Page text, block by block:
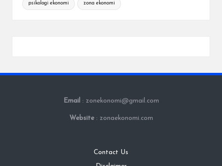
psikologi ekonomi zona ekonomi
Email : zonekonomi@gmail.com
Website : zonaekonomi.com
Contact Us